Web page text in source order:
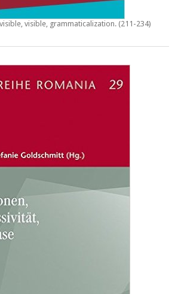
visible, grammaticalization. (211-234)